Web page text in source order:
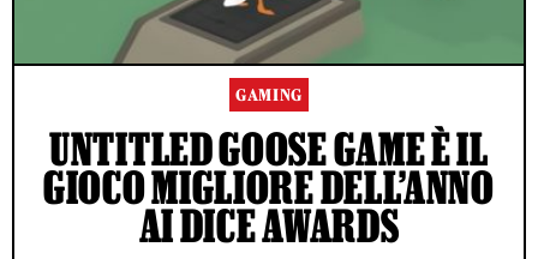
GAMING
UNTITLED GOOSE GAME È IL
GIOCO MIGLIORE DELL’ANNO
AI DICE AWARDS